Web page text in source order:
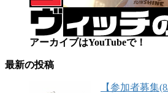
アーカイブはYouTubeで！
最新の投稿
【参加者募集